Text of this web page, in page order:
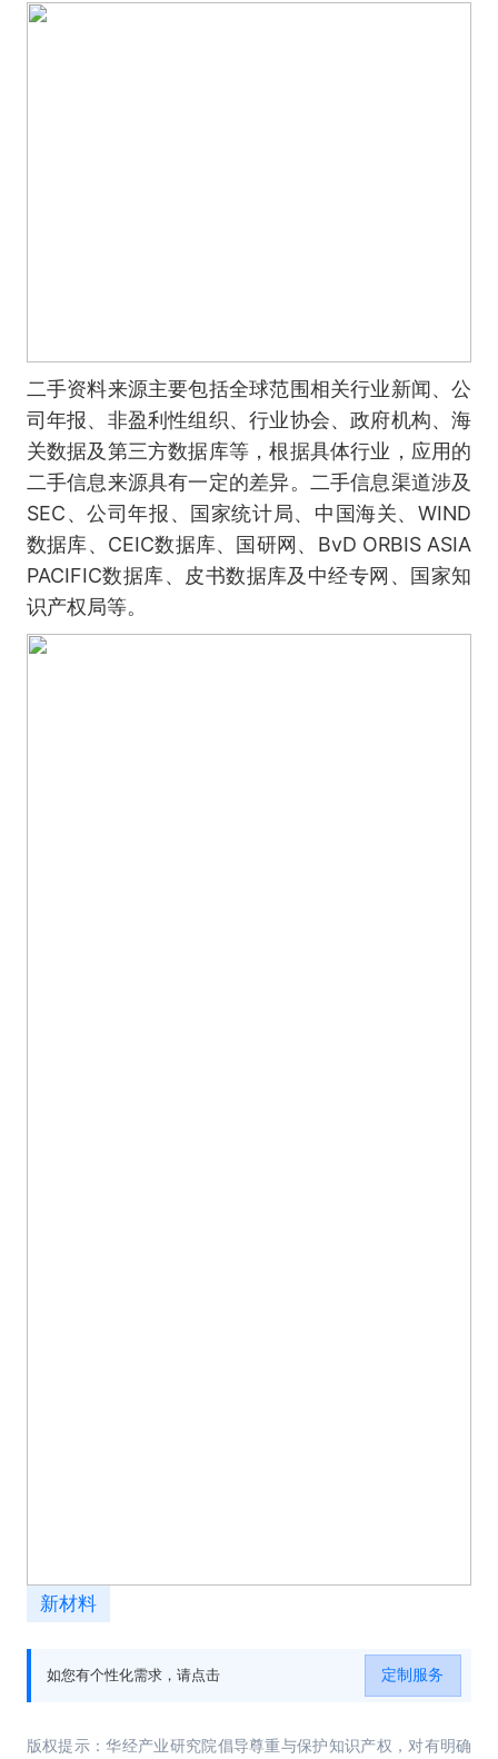
二手资料来源主要包括全球范围相关行业新闻、公
司年报、非盈利性组织、行业协会、政府机构、海
关数据及第三方数据库等，根据具体行业，应用的
二手信息来源具有一定的差异。二手信息渠道涉及
SEC、公司年报、国家统计局、中国海关、WIND
数据库、CEIC数据库、国研网、BvD ORBIS ASIA
PACIFIC数据库、皮书数据库及中经专网、国家知
识产权局等。
新材料
如您有个性化需求，请点击 定制服务
版权提示：华经产业研究院倡导尊重与保护知识产权，对有明确